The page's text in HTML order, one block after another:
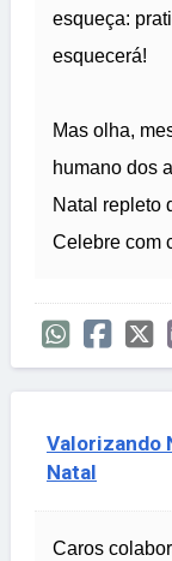
esqueça:
esquecerá!
Mas olha,
humano dos
Natal repleto
Celebre com
Valorizando
Natal
Caros